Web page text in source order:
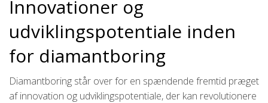
Innovationer og
udviklingspotentiale inden
for diamantboring
Diamantboring står over for en spændende fremtid præget
af innovation og udviklingspotentiale, der kan revolutionere